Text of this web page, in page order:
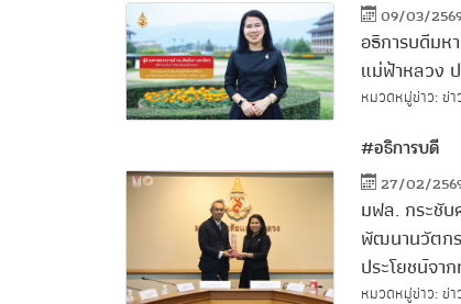
09/03/
อธิการบดีมห
แม่ฟ้าหลวง
หมวดหมู่ข่าว: ข่า
#อธิการบดี
27/02/
มฟล. กระชับ
พัฒนานวัตกร
ประโยชน์จา
หมวดหมู่ข่าว: ข่า